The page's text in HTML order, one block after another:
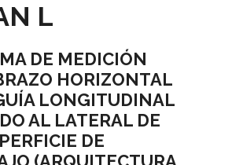
L
DE MEDICIÓN
HORIZONTAL
LONGITUDINAL
AL LATERAL DE
DE